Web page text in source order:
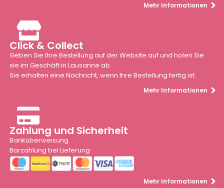
Mehr Informationen
Click & Collect
Geben Sie Ihre Bestellung auf der Website auf und holen Sie
sie im Geschäft in Lausanne ab.
Sie erhalten eine Nachricht, wenn Ihre Bestellung fertig ist.
Mehr Informationen
Zahlung und Sicherheit
Banküberweisung
Barzahlung bei Lieferung
Mehr Informationen